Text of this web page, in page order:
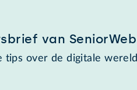
van SeniorWeb
tips over de digitale